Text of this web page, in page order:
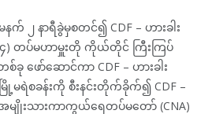
နာရီခွဲမှစတင်၍ CDF – ဟားခါး
(၄) တပ်မဟာမှူးတို ကိုယ်တိုင် ကြီးကြပ်
ဖော်ဆောင်ကာ CDF – ဟားခါး
ြို့မရဲစခန်းကို စီးနင်းတိုက်ခိုက်၍ CDF –
းအမျိုးသားကာကွယ်ရေတပ်မတော် (CNA)